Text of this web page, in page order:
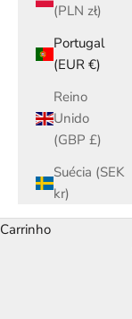
(PLN zł)
Portugal
(EUR €)
Reino
Unido
(GBP £)
Suécia (SEK
kr)
Carrinho